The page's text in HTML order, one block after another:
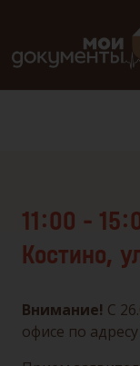
11:00 -
Костино,
Внимание! C
офисe по адресу